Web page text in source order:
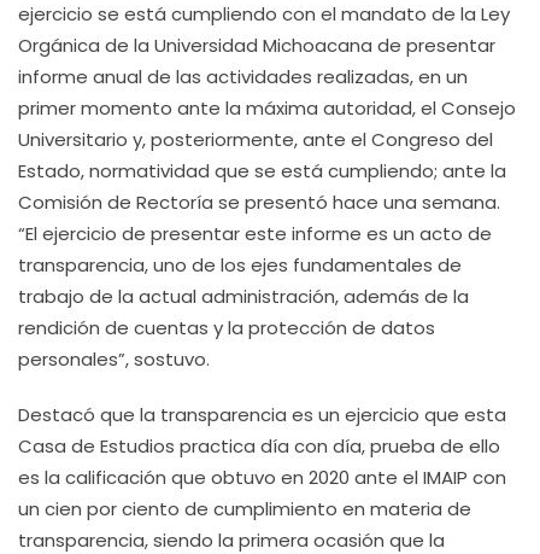
ejercicio se está cumpliendo con el mandato de la Ley
Orgánica de la Universidad Michoacana de presentar
informe anual de las actividades realizadas, en un
primer momento ante la máxima autoridad, el Consejo
Universitario y, posteriormente, ante el Congreso del
Estado, normatividad que se está cumpliendo; ante la
Comisión de Rectoría se presentó hace una semana.
“El ejercicio de presentar este informe es un acto de
transparencia, uno de los ejes fundamentales de
trabajo de la actual administración, además de la
rendición de cuentas y la protección de datos
personales”, sostuvo.
Destacó que la transparencia es un ejercicio que esta
Casa de Estudios practica día con día, prueba de ello
es la calificación que obtuvo en 2020 ante el IMAIP con
un cien por ciento de cumplimiento en materia de
transparencia, siendo la primera ocasión que la